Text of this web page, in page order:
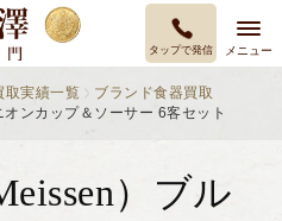
タップで発信 メニュー
取実績一覧
ブランド食器買取
ンカップ＆ソーサー 6客セット
）ブル